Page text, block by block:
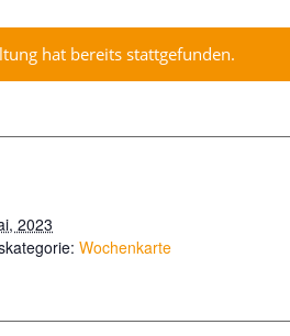
hat bereits stattgefunden.
2023
Wochenkarte